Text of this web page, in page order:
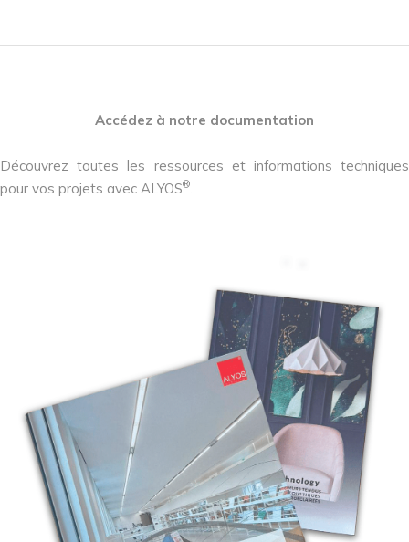
Accédez à notre documentation
Découvrez toutes les ressources et informations techniques
pour vos projets avec ALYOS®